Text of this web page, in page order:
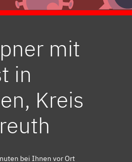
mit
in
Kreis
bei Ihnen vor Ort